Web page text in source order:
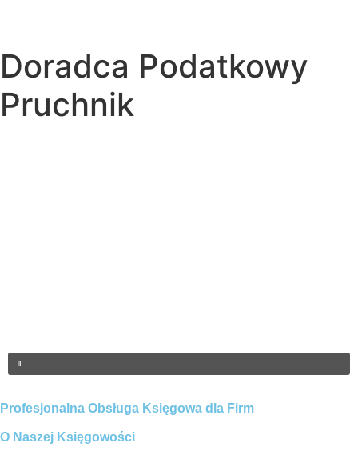
Doradca Podatkowy
Pruchnik
Profesjonalna Obsługa Księgowa dla Firm
O Naszej Księgowości